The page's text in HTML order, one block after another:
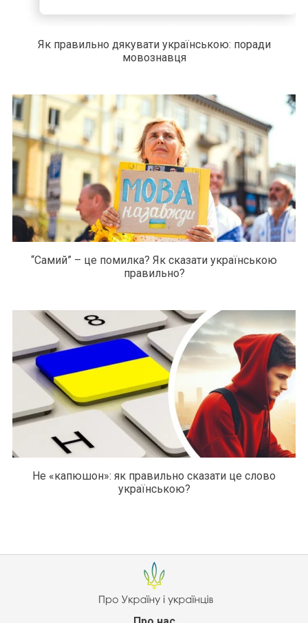
Як правильно дякувати українською: поради
мовознавця
“Самий” – це помилка? Як сказати українською
правильно?
Не «капюшон»: як правильно сказати це слово
українською?